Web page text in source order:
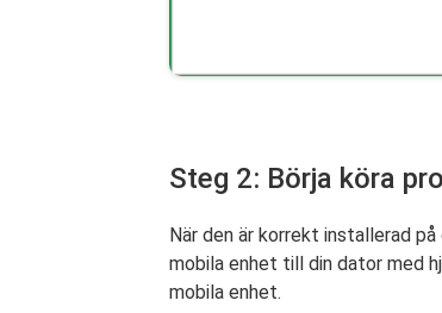
Steg 2: Börja köra
När den är korrekt installerad
mobila enhet till din dator med
mobila enhet.